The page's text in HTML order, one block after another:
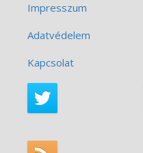
Impresszum
Adatvédelem
Kapcsolat